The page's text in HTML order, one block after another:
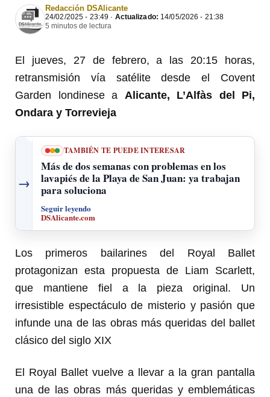
Redacción DSAlicante
24/02/2025 - 23:49 · Actualizado: 14/05/2026 - 21:38
5 minutos de lectura
El jueves, 27 de febrero, a las 20:15 horas,
retransmisión vía satélite desde el Covent
Garden londinese a Alicante, L’Alfàs del Pi,
Ondara y Torrevieja
→
TAMBIÉN TE PUEDE INTERESAR
Más de dos semanas con problemas en los
lavapiés de la Playa de San Juan: ya trabajan
para soluciona
Seguir leyendo
DSAlicante.com
Los primeros bailarines del Royal Ballet
protagonizan esta propuesta de Liam Scarlett,
que mantiene fiel a la pieza original. Un
irresistible espectáculo de misterio y pasión que
infunde una de las obras más queridas del ballet
clásico del siglo XIX
El Royal Ballet vuelve a llevar a la gran pantalla
una de las obras más queridas y emblemáticas